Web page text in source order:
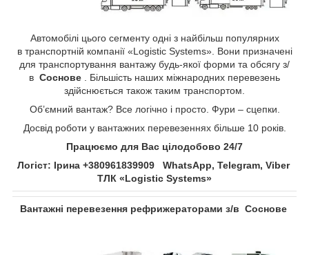
Автомобілі цього сегменту одні з найбільш популярних
в транспортній компанії «Logistic Systems». Вони призначені
для транспортування вантажу будь-якої форми та обсягу з/
в Соснове​​​​​​​
. Більшість наших міжнародних перевезень
здійснюється також таким транспортом.
Об’ємний вантаж? Все логічно і просто. Фури – сцепки.
Досвід роботи у вантажних перевезеннях більше 10 років.
Працюємо для Вас цілодобово 24/7
Логіст: Ірина +380961839909 WhatsApp, Telegram, Viber
ТЛК «Logistic Systems»
Вантажні перевезення рефрижераторами з/в Соснове​​​​​​​